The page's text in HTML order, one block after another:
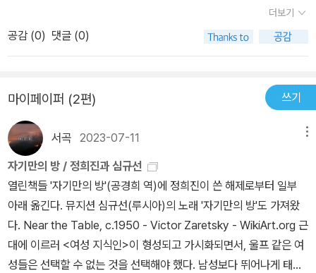
는 건, 나는 믿지 않아요. 한 철로 끝나지는 말자는 거에요. 당신이 사
랑한다면, 나도 당신을 사랑할 거에요.우리가 함께 사랑하는 동안, 우
하는 동안은 당신과 나 둘 뿐이었으면 좋겠어요. 당신은 내 밥만 차려
요. 고양이 밥도 강아지 밥도 차리지 말아요. 물론, 나는 심규선이 Su
e 에서 노래하는 것 처럼, I Can't Live Without You 라고 당신에게
말하진 않을거에요. 나는 당신 없이 살 수 없지는 않아요. 당신이 없어
도 살았고 당신이 떠나도 살 수 있어요. 그렇지만, 당신이 있다면 더
좋을거에요. 그게 나의 진심이고 진실이에요. 물론, 아직도 나는 가끔
자기만의 방 에 갇혀 당신이 불러도 나오지 않을지도 몰라요. 어떤 말
도 어떤 날도 내게 위로가 되지 않아 그 방 안에 갇혀 두 다리를 끌어
모으고 고개를 숙여 어둠에 갇혀 있기도 할거에요. 당신은 그때의 나
를 그 곳에서 꺼낼 어떤 레시피도 지금은 알지 못할거에요. 세상에 어
도인데 웃기는게 보는 걸 빼고 듣기만 하다보면 유난히 내용이 비슷
한 부분이 더 잘잡힐때가 있다. 특히 노래가 더 그렇다. 어디서 약속이
라도 한 듯 천편일률적인 가사들에 질릴때는 방송을 끄고 골라서 들
사가 아예 없거나 알아듣지도 못하는 외국어이거나 그렇지 않으면 고
심해서 골라놓은 사랑없는 노래들이다. 재미있는 주제들 일상적인 평
범함 사랑 아닌 우정 같은 걸 노래하는 음반들만 모아놓고 보니 어째
다들 비 공중파 밴드들이다. 나중에는 찾는 것도 귀찮아져서 저런 음
반들만 내는 제작사를 찾아내고 거기 음반들은 그냥 리뷰만 보고 샀
다. 이 음반도 그랬다. 에피톤 프로젝트라는 이름과 예전에 루시아 라
는 이름으로 실렸던 코라보레이션 음반에서 인상적인 가사를 기억해
뒀다가 구입했다. 그래서 그랬나 자기만의 방 이라는 제목과 물 속에
잠겨 책을 읽는 모습을 보고 올커니 이건 그런류 라고 착각한 , 그러니
더보기
공감 (0) 댓글 (0)
마이페이퍼 (2편) 쓰기
서곡 2023-07-11
자기만의 방 / 정희진과 심규선
열린책들 '자기만의 방'(공경희 역)에 정희진이 쓴 해제로부터 일부
아래 옮긴다. 뮤지션 심규선(루시아)의 노래 '자기만의 방'도 가져왔
다. Near the Table, c.1950 - Victor Zaretsky - WikiArt.org 근
대에 이르러 <여성 지식인>이 형성되고 가시화되면서, 울프 같은 여
성들은 선택할 수 없는 것을 선택해야 했다. 남성보다 뛰어나게 태어